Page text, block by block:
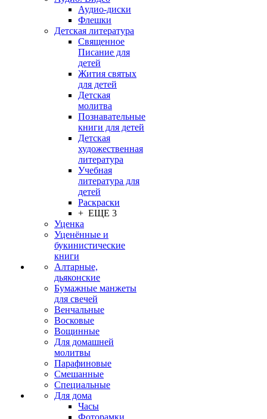
Аудио-диски
Флешки
Детская литература
Священное
Писание для
детей
Жития святых
для детей
Детская
молитва
Познавательные
книги для детей
Детская
художественная
литература
Учебная
литература для
детей
Раскраски
+ ЕЩЕ 3
Уценка
Уценённые и
букинистические
книги
Алтарные,
дьяконские
Бумажные манжеты
для свечей
Венчальные
Восковые
Вощинные
Для домашней
молитвы
Парафиновые
Смешанные
Специальные
Для дома
Часы
Фоторамки